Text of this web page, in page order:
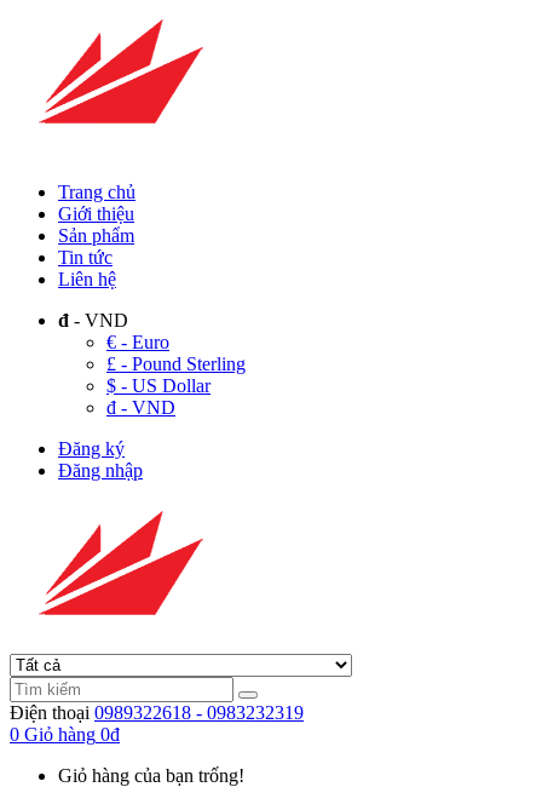
Trang chủ
Giới thiệu
Sản phẩm
Tin tức
Liên hệ
đ - VND
€ - Euro
£ - Pound Sterling
$ - US Dollar
đ - VND
Đăng ký
Đăng nhập
Điện thoại 0989322618 - 0983232319
0 Giỏ hàng 0đ
Giỏ hàng của bạn trống!